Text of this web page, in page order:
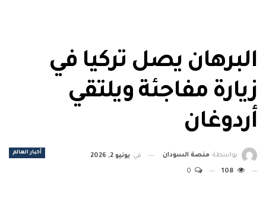
البرهان يصل تركيا في
زيارة مفاجئة ويلتقي
أردوغان
أخبار العالم بواسطة منصة السودان في يونيو 2, 2026
108